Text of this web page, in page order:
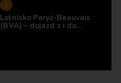
Lotnisko Paryż-Beauvais
(BVA) – dojazd z i do…